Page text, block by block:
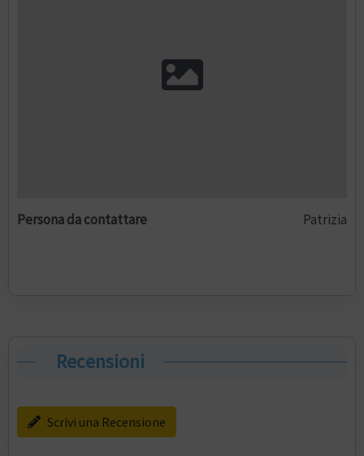
Persona da contattare Patrizia
Recensioni
Scrivi una Recensione